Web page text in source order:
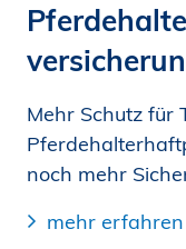
Mehr Schutz für
noch mehr
mehr erfahren